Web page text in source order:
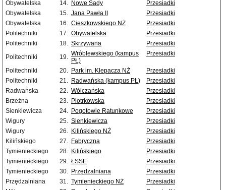
Obywatelska
14. Nowe Sady
Przesiadki
Obywatelska
15. Jana Pawła II
Przesiadki
Obywatelska
16. Cieszkowskiego NŻ
Przesiadki
Politechniki
17. Obywatelska
Przesiadki
Politechniki
18. Skrzywana
Przesiadki
Politechniki
19. Wróblewskiego (kampus
PŁ)
Przesiadki
Politechniki 20. Park im. Klepacza NŻ
Przesiadki
Politechniki
21. Radwańska (kampus PŁ)
Przesiadki
Radwańska
22. Wólczańska
Przesiadki
Brzeźna
23. Piotrkowska
Przesiadki
Sienkiewicza
24. Pogotowie Ratunkowe
Przesiadki
Wigury
25. Sienkiewicza
Przesiadki
Wigury
26. Kilińskiego NŻ
Przesiadki
Kilińskiego
27. Fabryczna
Przesiadki
Tymienieckiego
28. Kilińskiego
Przesiadki
Tymienieckiego
29. ŁSSE
Przesiadki
Tymienieckiego
30. Przędzalniana
Przesiadki
Przędzalniana
31. Tymienieckiego NŻ
Przesiadki